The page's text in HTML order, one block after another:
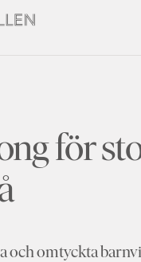
för
och omtyckta